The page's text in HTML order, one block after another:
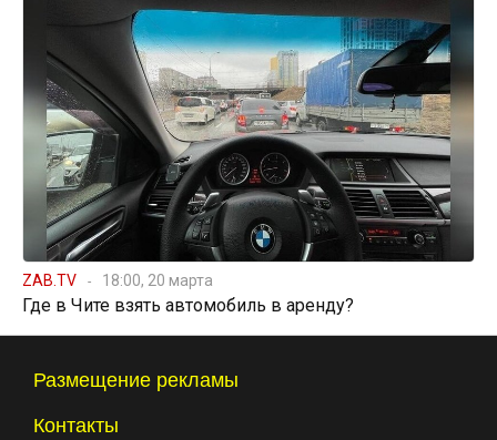
ZAB.TV 18:00, 20 марта
Где в Чите взять автомобиль в аренду?
Размещение рекламы
Контакты